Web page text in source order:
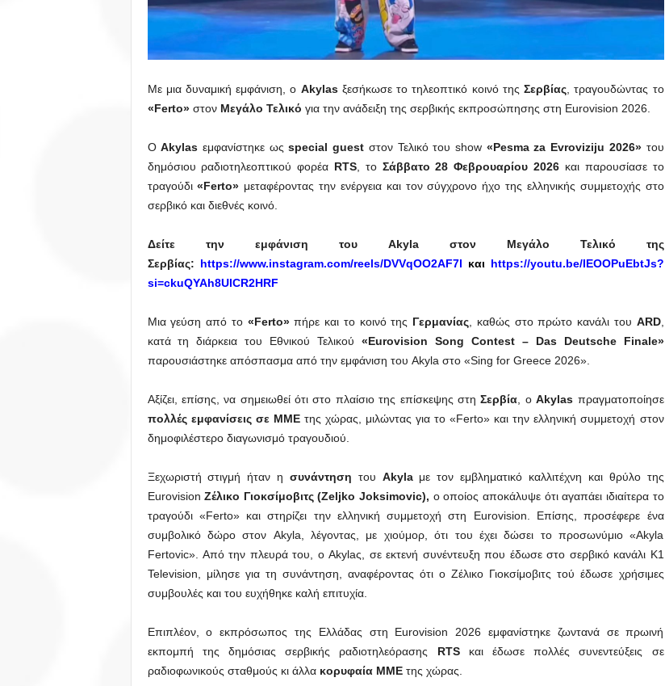
Με μια δυναμική εμφάνιση, ο Akylasξεσήκωσε το τηλεοπτικό κοινό τηςΣερβίας , τραγουδώντας το
«Ferto»στον Μεγάλο Τελικό για την ανάδειξη της σερβικής εκπροσώπησης στη Eurovision 2026.
ΟAkylas εμφανίστηκε ωςspecial guest στον Τελικό του show «Pesma za Evroviziju 2026»του
δημόσιου ραδιοτηλεοπτικού φορέα RTS, το Σάββατο 28 Φεβρουαρίου 2026 και παρουσίασε το
τραγούδι«Ferto» μεταφέροντας την ενέργεια και τον σύγχρονο ήχο της ελληνικής συμμετοχής στο
σερβικό και διεθνές κοινό.
Δείτε την εμφάνιση του Akyla στον Μεγάλο Τελικό της
Σερβίας: https://www.instagram.com/reels/DVVqOO2AF7l και https://youtu.be/IEOOPuEbtJs?
si=ckuQYAh8UlCR2HRF
Μια γεύση από το «Ferto»πήρε και το κοινό της Γερμανίας , καθώς στο πρώτο κανάλι του ARD,
κατά τη διάρκεια του Εθνικού Τελικού «Eurovision Song Contest – Das Deutsche Finale»
παρουσιάστηκε απόσπασμα από την εμφάνιση του Akyla στο «Sing for Greece 2026».
Αξίζει, επίσης, να σημειωθεί ότι στο πλαίσιο της επίσκεψης στηΣερβία , οAkylas πραγματοποίησε
πολλές εμφανίσεις σε ΜΜΕτης χώρας, μιλώντας για το «Ferto» και την ελληνική συμμετοχή στον
δημοφιλέστερο διαγωνισμό τραγουδιού.
Ξεχωριστή στιγμή ήταν η συνάντηση του Akylaμε τον εμβληματικό καλλιτέχνη και θρύλο της
EurovisionΖέλικο Γιοκσίμοβιτς (Zeljko Joksimovic), ο οποίος αποκάλυψε ότι αγαπάει ιδιαίτερα το
τραγούδι «Ferto» και στηρίζει την ελληνική συμμετοχή στη Eurovision. Επίσης, προσέφερε ένα
συμβολικό δώρο στον Akyla, λέγοντας, με χιούμορ, ότι του έχει δώσει το προσωνύμιο «Akyla
Fertovic». Από την πλευρά του, ο Akylaς, σε εκτενή συνέντευξη που έδωσε στο σερβικό κανάλι K1
Television, μίλησε για τη συνάντηση, αναφέροντας ότι ο Ζέλικο Γιοκσίμοβιτς τού έδωσε χρήσιμες
συμβουλές και του ευχήθηκε καλή επιτυχία.
Επιπλέον, ο εκπρόσωπος της Ελλάδας στη Eurovision 2026 εμφανίστηκε ζωντανά σε πρωινή
εκπομπή της δημόσιας σερβικής ραδιοτηλεόρασης RTSκαι έδωσε πολλές συνεντεύξεις σε
ραδιοφωνικούς σταθμούς κι άλλα κορυφαία ΜΜΕτης χώρας.